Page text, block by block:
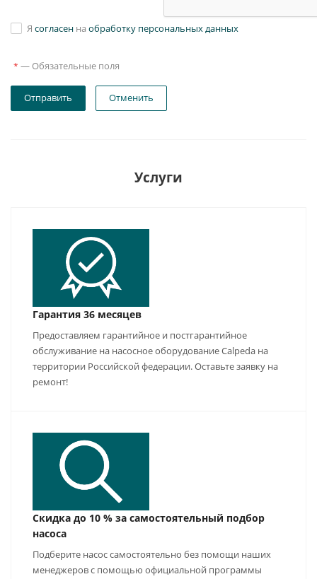
Я согласен на обработку персональных данных
* — Обязательные поля
Отправить Отменить
Услуги
Гарантия 36 месяцев
Предоставляем гарантийное и постгарантийное
обслуживание на насосное оборудование Calpeda на
территории Российской федерации. Оставьте заявку на
ремонт!
Скидка до 10 % за самостоятельный подбор
насоса
Подберите насос самостоятельно без помощи наших
менеджеров с помощью официальной программы